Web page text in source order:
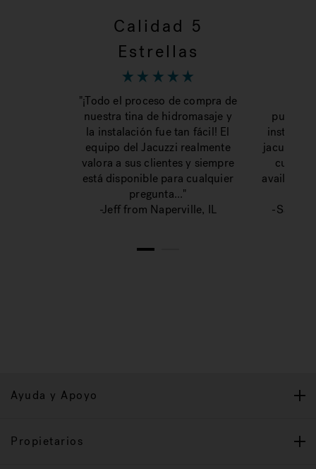
Calidad 5
Estrellas
"¡Todo el proceso de compra de
nuestra tina de hidromasaje y
la instalación fue tan fácil! El
equipo del Jacuzzi realmente
valora a sus clientes y siempre
está disponible para cualquier
pregunta..."
-Jeff from Naperville, IL
install
jacuzzi
available
-Sara
1
Ayuda y Apoyo
Propietarios